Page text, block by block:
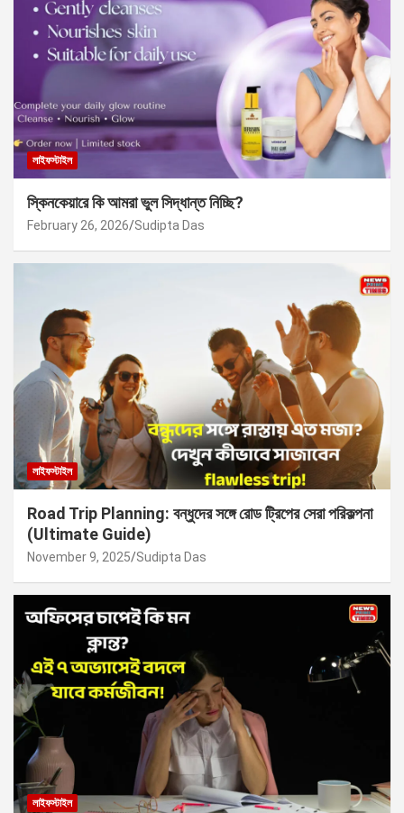
লাইফস্টাইল
স্কিনকেয়ারে কি আমরা ভুল সিদ্ধান্ত নিচ্ছি?
February 26, 2026 Sudipta Das
লাইফস্টাইল
Road Trip Planning: বন্ধুদের সঙ্গে রোড ট্রিপের সেরা পরিকল্পনা
(Ultimate Guide)
November 9, 2025 Sudipta Das
লাইফস্টাইল